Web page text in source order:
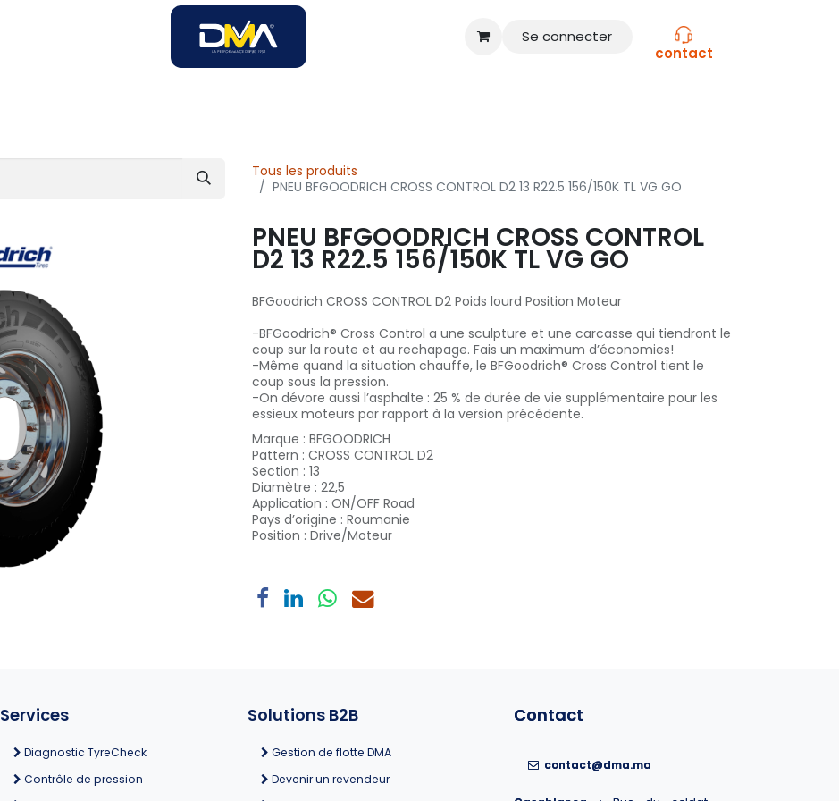
Se connecter
contact
Tous les produits
PNEU BFGOODRICH CROSS CONTROL D2 13 R22.5 156/150K TL VG GO
PNEU BFGOODRICH CROSS CONTROL
D2 13 R22.5 156/150K TL VG GO
BFGoodrich CROSS CONTROL D2 Poids lourd Position Moteur
-BFGoodrich® Cross Control a une sculpture et une carcasse qui tiendront le
coup sur la route et au rechapage. Fais un maximum d’économies!
-Même quand la situation chauffe, le BFGoodrich® Cross Control tient le
coup sous la pression.
-On dévore aussi l’asphalte : 25 % de durée de vie supplémentaire pour les
essieux moteurs par rapport à la version précédente.
Marque : BFGOODRICH
Pattern : CROSS CONTROL D2
Section : 13
Diamètre : 22,5
Application : ON/OFF Road
Pays d’origine : Roumanie
Position : Drive/Moteur
Services
Diagnostic TyreCheck
Contrôle de pression
Solutions B2B
Gestion de flotte DMA
Devenir un revendeur
Contact
contact@dma.ma
Contact
contact@dma.ma